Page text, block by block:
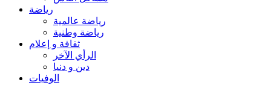
رياضة
رياضة عالمية
رياضة وطنية
ثقافة و إعلام
الرأي الآخر
دين و دنيا
الوفيات